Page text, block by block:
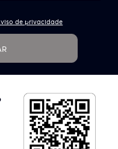
de privacidade